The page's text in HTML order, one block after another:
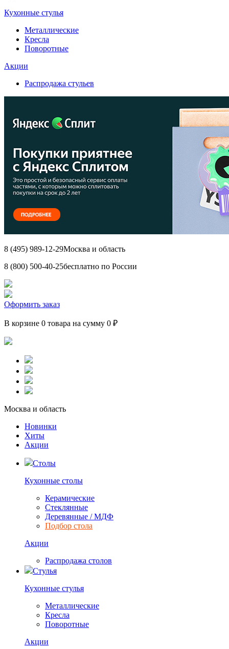
Кухонные стулья
Металлические
Кресла
Поворотные
Акции
Распродажа стульев
8 (495) 989-12-29Москва и область
8 (800) 500-40-25бесплатно по России
Оформить заказ
В корзине 0 товара на сумму 0 ₽
Москва и область
Новинки
Хиты
Акции
Столы
Кухонные столы
Керамические
Стеклянные
Деревянные / МДФ
Подбор стола
Акции
Распродажа столов
Стулья
Кухонные стулья
Металлические
Кресла
Поворотные
Акции